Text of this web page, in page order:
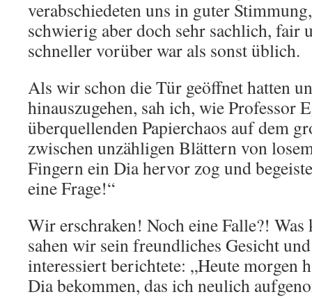
verabschiedeten uns in guter
schwierig aber doch sehr sachlich, fair
schneller vorüber war als sonst üblich.
Als wir schon die Tür geöffnet hatten
hinauszugehen, sah ich, wie Professor
überquellenden Papierchaos auf dem
zwischen unzähligen Blättern von
Fingern ein Dia hervor zog und
eine Frage!“
Wir erschraken! Noch eine Falle?!
sahen wir sein freundliches Gesicht
interessiert berichtete: „Heute morgen
Dia bekommen, das ich neulich